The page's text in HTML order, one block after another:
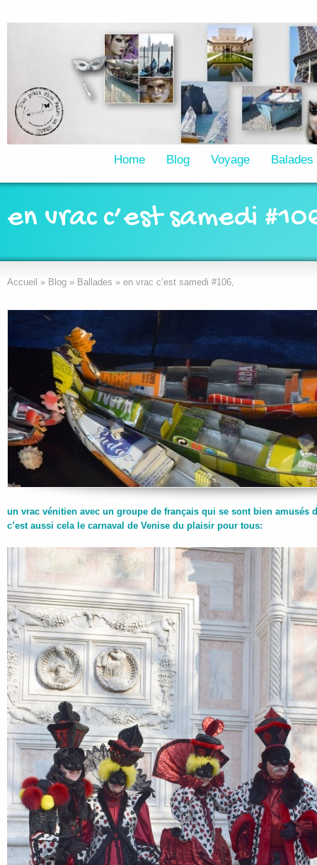
Home Blog Voyage Balades
en vrac c’est samedi
Accueil » Blog » Ballades » en vrac c’est samedi #106,
un vrac vénitien avec un groupe de français qui se sont bien amusés
c’est aussi cela le carnaval de Venise du plaisir pour tous: